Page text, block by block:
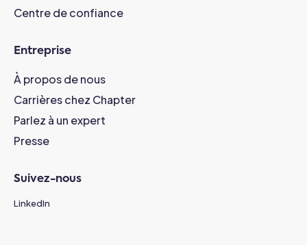
Centre de confiance
Entreprise
À propos de nous
Carrières chez Chapter
Parlez à un expert
Presse
Suivez-nous
LinkedIn